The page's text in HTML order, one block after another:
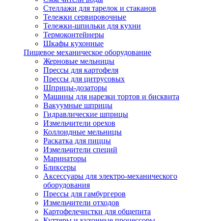
Стеллажи для тарелок и стаканов
Тележки сервировочные
Тележки-шпильки для кухни
Термоконтейнеры
Шкафы кухонные
Пищевое механическое оборудование
Жерновые мельницы
Прессы для картофеля
Прессы для цитрусовых
Шприцы-дозаторы
Машины для нарезки тортов и бисквита
Вакуумные шприцы
Гидравлические шприцы
Измельчители орехов
Коллоидные мельницы
Раскатка для пиццы
Измельчители специй
Маринаторы
Бликсеры
Аксессуары для электро-механического
оборудования
Прессы для гамбургеров
Измельчители отходов
Картофелечистки для общепита